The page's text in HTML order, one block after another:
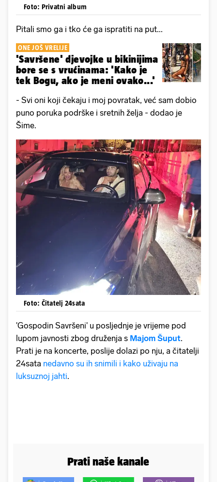
Foto: Privatni album
Pitali smo ga i tko će ga ispratiti na put...
ONE JOŠ VRELIJE
'Savršene' djevojke u bikinijima
bore se s vrućinama: 'Kako je
tek Bogu, ako je meni ovako...'
- Svi oni koji čekaju i moj povratak, već sam dobio
puno poruka podrške i sretnih želja - dodao je
Šime.
Foto: Čitatelj 24sata
'Gospodin Savršeni' u posljednje je vrijeme pod
lupom javnosti zbog druženja s Majom Šuput.
Prati je na koncerte, poslije dolazi po nju, a čitatelji
24sata nedavno su ih snimili i kako uživaju na
luksuznoj jahti.
Prati naše kanale